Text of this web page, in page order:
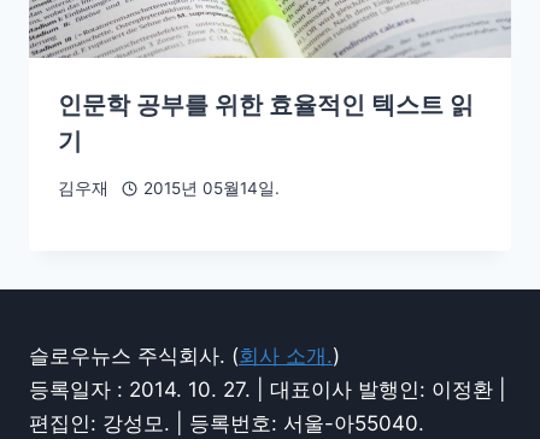
인문학 공부를 위한 효율적인 텍스트 읽
기
김우재 2015년 05월14일.
슬로우뉴스 주식회사. (회사 소개.)
등록일자 : 2014. 10. 27. | 대표이사 발행인: 이정환 |
편집인: 강성모. | 등록번호: 서울-아55040.